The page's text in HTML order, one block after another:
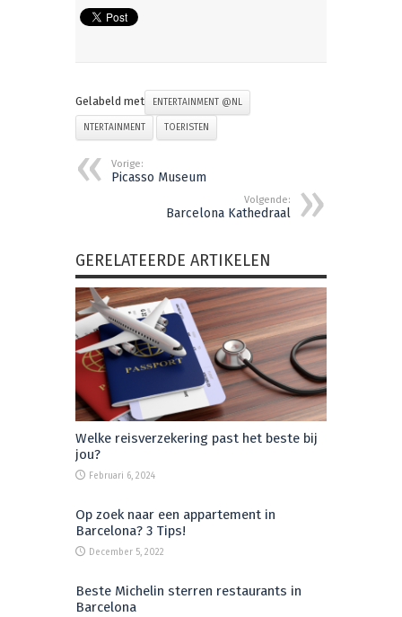
Gelabeld met ENTERTAINMENT @NL
NTERTAINMENT TOERISTEN
Vorige:
Picasso Museum
Volgende:
Barcelona Kathedraal
GERELATEERDE ARTIKELEN
Welke reisverzekering past het beste bij
jou?
Februari 6, 2024
Op zoek naar een appartement in
Barcelona? 3 Tips!
December 5, 2022
Beste Michelin sterren restaurants in
Barcelona